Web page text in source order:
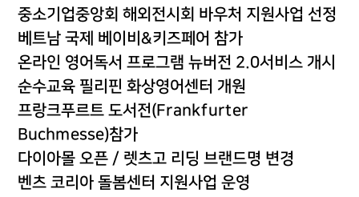
중소기업중앙회 해외전시회 바우처 지원사업 선정
베트남 국제 베이비&키즈페어 참가
온라인 영어독서 프로그램 뉴버전 2.0서비스 개시
순수교육 필리핀 화상영어센터 개원
프랑크푸르트 도서전(Frankfurter
Buchmesse)참가
다이아몰 오픈 / 렛츠고 리딩 브랜드명 변경
벤츠 코리아 돌봄센터 지원사업 운영